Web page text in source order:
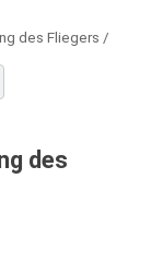
des Fliegers /
des